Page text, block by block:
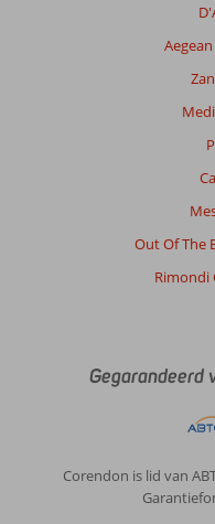
Out Of The
Rimondi
Gegarandeerd
Corendon is lid van